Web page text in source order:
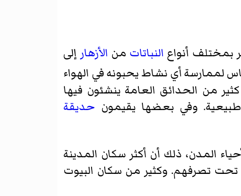
بمختلف أنواع النباتات من الأزهار إلى
لممارسة أي نشاط يحبونه في الهواء
من الحدائق العامة ينشئون فيها
وفي بعضها يقيمون حديقة
المدن، ذلك أن أكثر سكان المدينة
تصرفهم. وكثير من سكان البيوت